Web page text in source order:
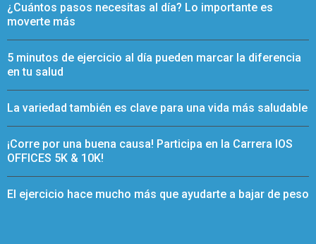
¿Cuántos pasos necesitas al día? Lo importante es
moverte más
5 minutos de ejercicio al día pueden marcar la diferencia
en tu salud
La variedad también es clave para una vida más saludable
¡Corre por una buena causa! Participa en la Carrera IOS
OFFICES 5K & 10K!
El ejercicio hace mucho más que ayudarte a bajar de peso